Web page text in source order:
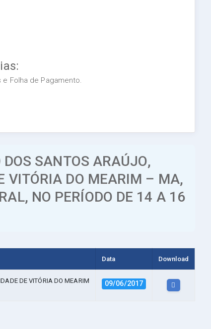
Folha de Pagamento.
SANTOS ARAÚJO,
VITÓRIA DO MEARIM – MA,
NO PERÍODO DE 14 A 16
Data Download
DE VITÓRIA DO MEARIM
09/06/2017